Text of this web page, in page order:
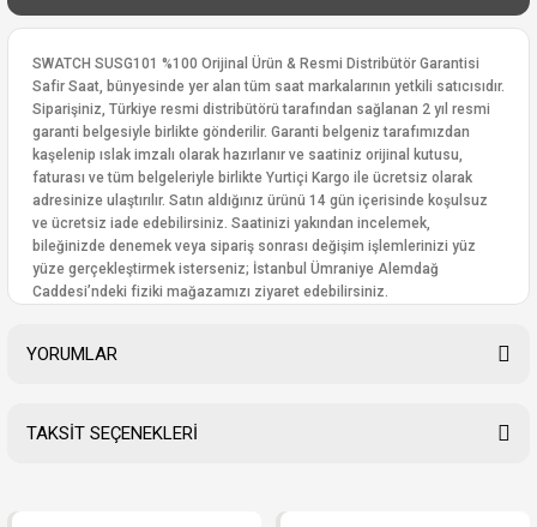
SWATCH SUSG101 %100 Orijinal Ürün & Resmi Distribütör Garantisi
Safir Saat, bünyesinde yer alan tüm saat markalarının yetkili satıcısıdır.
Siparişiniz, Türkiye resmi distribütörü tarafından sağlanan 2 yıl resmi
garanti belgesiyle birlikte gönderilir. Garanti belgeniz tarafımızdan
kaşelenip ıslak imzalı olarak hazırlanır ve saatiniz orijinal kutusu,
faturası ve tüm belgeleriyle birlikte Yurtiçi Kargo ile ücretsiz olarak
adresinize ulaştırılır. Satın aldığınız ürünü 14 gün içerisinde koşulsuz
ve ücretsiz iade edebilirsiniz. Saatinizi yakından incelemek,
bileğinizde denemek veya sipariş sonrası değişim işlemlerinizi yüz
yüze gerçekleştirmek isterseniz; İstanbul Ümraniye Alemdağ
Caddesi’ndeki fiziki mağazamızı ziyaret edebilirsiniz.
YORUMLAR
TAKSİT SEÇENEKLERİ